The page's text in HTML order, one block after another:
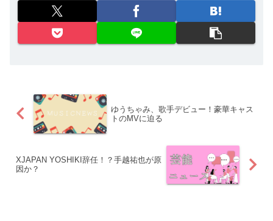
ゆうちゃみ、歌手デビュー！豪華キャス
トのMVに迫る
XJAPAN YOSHIKI辞任！？手越祐也が原
因か？